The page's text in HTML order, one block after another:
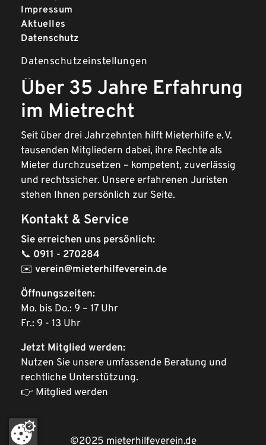
Jetzt
Mitglied
Impressum
Aktuelles
Datenschutz
Datenschutzeinstellungen
Über 35 Jahre Erfahrung
im Mietrecht
Seit über drei Jahrzehnten hilft Mieterhilfe e. V.
tausenden Mitgliedern dabei, ihre Rechte als
Mieter durchzusetzen – kompetent, zuverlässig
und rechtssicher. Unsere erfahrenen Juristen
stehen Ihnen persönlich zur Seite.
Kontakt & Service
Sie erreichen uns persönlich:
📞 0911 - 270284
✉️ verein@mieterhilfeverein.de
Öffnungszeiten:
Mo. bis Do.: 9 – 17 Uhr
Fr.: 9 - 13 Uhr
Jetzt Mitglied werden:
Nutzen Sie unsere umfassende Beratung und
rechtliche Unterstützung.
👉 Mitglied werden
©2025 mieterhilfeverein.de